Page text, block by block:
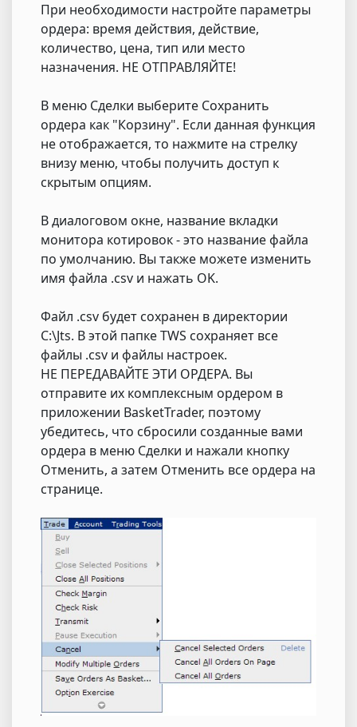
При необходимости настройте параметры
ордера: время действия, действие,
количество, цена, тип или место
назначения. НЕ ОТПРАВЛЯЙТЕ!
В меню Сделки выберите Сохранить
ордера как "Корзину". Если данная функция
не отображается, то нажмите на стрелку
внизу меню, чтобы получить доступ к
скрытым опциям.
В диалоговом окне, название вкладки
монитора котировок - это название файла
по умолчанию. Вы также можете изменить
имя файла .csv и нажать OK.
Файл .csv будет сохранен в директории
C:\Jts. В этой папке TWS сохраняет все
файлы .csv и файлы настроек.
НЕ ПЕРЕДАВАЙТЕ ЭТИ ОРДЕРА. Вы
отправите их комплексным ордером в
приложении BasketTrader, поэтому
убедитесь, что сбросили созданные вами
ордера в меню Сделки и нажали кнопку
Отменить, а затем Отменить все ордера на
странице.